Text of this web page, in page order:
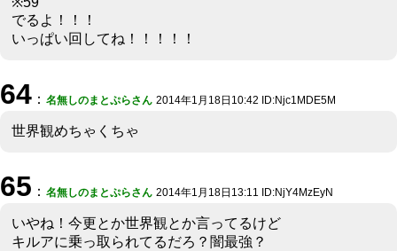
でるよ！！！
いっぱい回してね！！！！！
64 ： 名無しのまとぷらさん 2014年1月18日10:42 ID:Njc1MDE5M
世界観めちゃくちゃ
65 ： 名無しのまとぷらさん 2014年1月18日13:11 ID:NjY4MzEyN
いやね！今更とか世界観とか言ってるけど
キルアに乗っ取られてるだろ？闇最強？